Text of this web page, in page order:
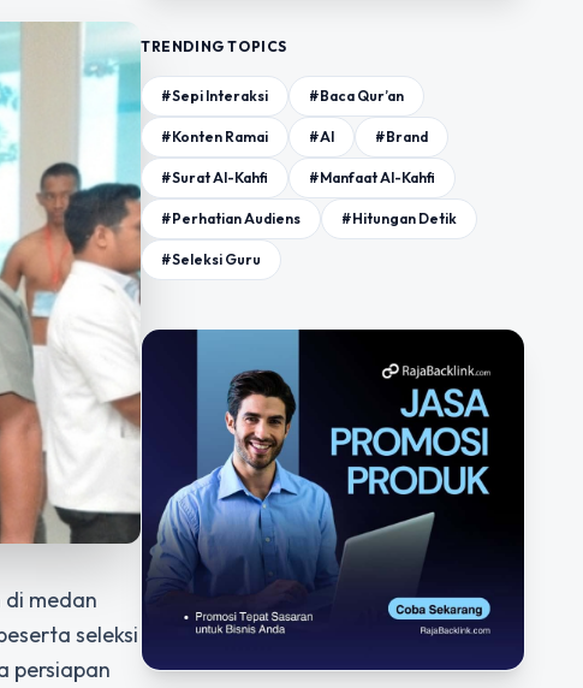
medan
seleksi
persiapan
TRENDING TOPICS
#Sepi Interaksi #Baca Qur’an
#Konten Ramai #AI #Brand
#Surat Al-Kahfi #Manfaat Al-Kahfi
#Perhatian Audiens #Hitungan Detik
#Seleksi Guru